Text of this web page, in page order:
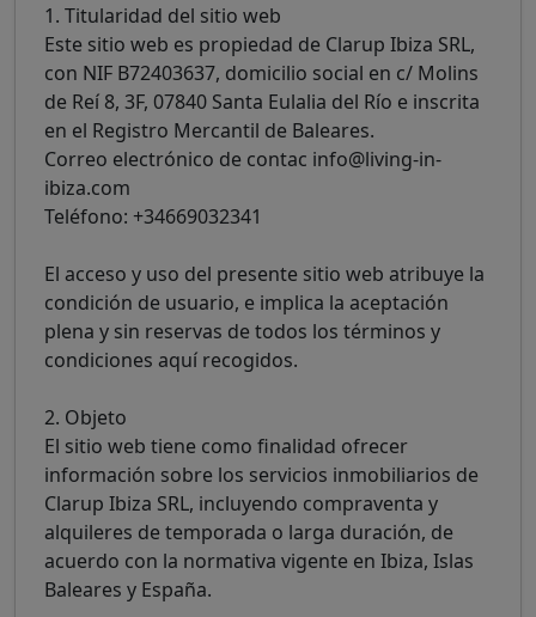
1. Titularidad del sitio web
Este sitio web es propiedad de Clarup Ibiza SRL,
con NIF B72403637, domicilio social en c/ Molins
de Reí 8, 3F, 07840 Santa Eulalia del Río e inscrita
en el Registro Mercantil de Baleares.
Correo electrónico de contac info@living-in-
ibiza.com
Teléfono: +34669032341
El acceso y uso del presente sitio web atribuye la
condición de usuario, e implica la aceptación
plena y sin reservas de todos los términos y
condiciones aquí recogidos.
2. Objeto
El sitio web tiene como finalidad ofrecer
información sobre los servicios inmobiliarios de
Clarup Ibiza SRL, incluyendo compraventa y
alquileres de temporada o larga duración, de
acuerdo con la normativa vigente en Ibiza, Islas
Baleares y España.